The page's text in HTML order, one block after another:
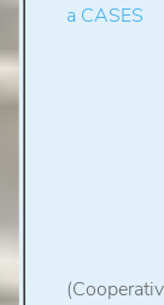
a CASES